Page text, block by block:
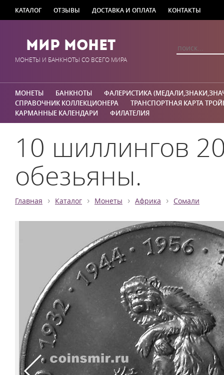
КАТАЛОГ ОТЗЫВЫ ДОСТАВКА И ОПЛАТА КОНТАКТЫ
Мир Монет
МОНЕТЫ И БАНКНОТЫ СО ВСЕГО МИРА
МОНЕТЫ БАНКНОТЫ
ФАЛЕРИСТИКА
СПРАВОЧНИК КОЛЛЕКЦИОНЕРА
ТРАНСПОРТНАЯ КАРТА
КАРМАННЫЕ КАЛЕНДАРИ
ФИЛАТЕЛИЯ
10 шиллингов
обезьяны.
Главная › Каталог › Монеты › Африка › Сомали